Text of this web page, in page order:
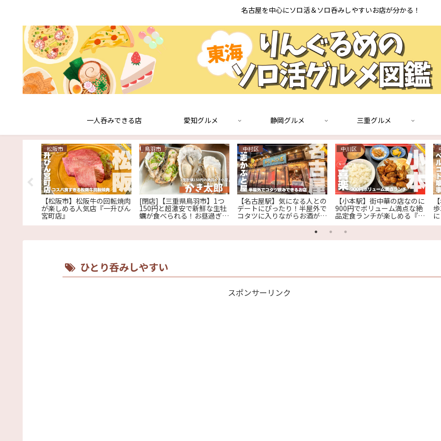
名古屋を中心にソロ活＆ソロ呑みしやすいお店が分かる！
一人呑みできる店 愛知グルメ 静岡グルメ 三重グルメ
松阪市
【松阪市】松阪牛の回転焼肉
が楽しめる人気店『一升びん
宮町店』
鳥羽市
[閉店]【三重県鳥羽市】1つ
150円と超激安で新鮮な生牡
蠣が食べられる！お昼過ぎに
は売り切れ必至な大人気のか
中村区
【名古屋駅】気になる人との
デートにぴったり！半屋外で
コタツに入りながらお酒が飲
める居酒屋『和志かぶと屋』
中川区
【小本駅】街中華の店なのに
900円でボリューム満点な絶
品定食ランチが楽しめる『喜
楽』
ひとり呑みしやすい
スポンサーリンク